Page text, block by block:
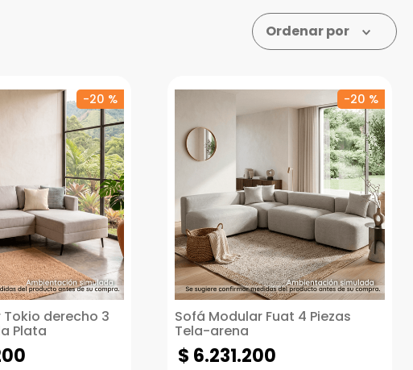
Ordenar por
-20 %
derecho 3
Plata
-20 %
Sofá Modular Fuat 4 Piezas
Tela-arena
$ 6.231.200